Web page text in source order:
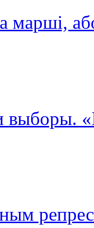
марші,
выборы.